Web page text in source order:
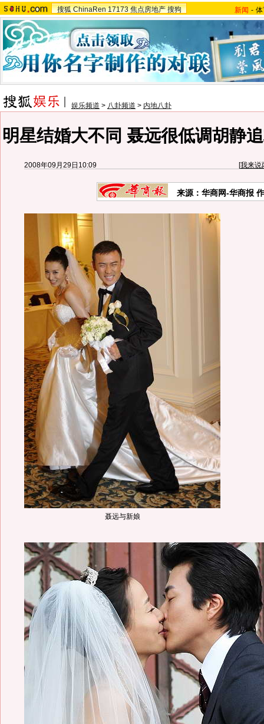
搜狐 ChinaRen 17173 焦点房地产 搜狗 新闻 -
娱乐频道 > 八卦频道 > 内地八卦
明星结婚大不同 聂远很低调胡静
2008年09月29日10:09 [我来说
来源：华商网-华商报
聂远与新娘